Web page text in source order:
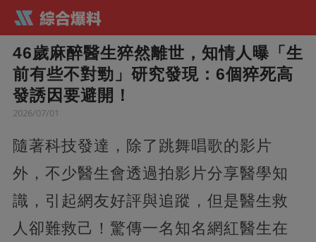
46歲麻醉醫生猝然離世，知情人曝「生
前有些不對勁」研究發現：6個猝死高
發誘因要避開！
2026/07/01
隨著科技發達，除了跳舞唱歌的影片
外，不少醫生會透過拍影片分享醫學知
識，引起網友好評與追蹤，但是醫生救
人卻難救己！驚傳一名知名網紅醫生在